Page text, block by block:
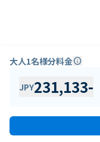
大人1名様分料金info
JPY231,133-